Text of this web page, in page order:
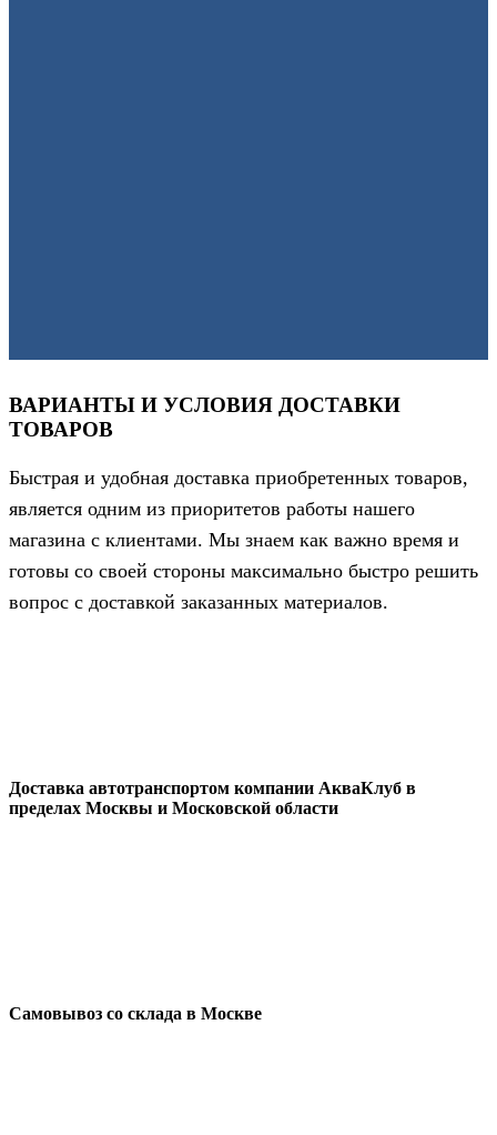
ВАРИАНТЫ И УСЛОВИЯ ДОСТАВКИ
ТОВАРОВ
Быстрая и удобная доставка приобретенных товаров,
является одним из приоритетов работы нашего
магазина с клиентами. Мы знаем как важно время и
готовы со своей стороны максимально быстро решить
вопрос с доставкой заказанных материалов.
Доставка автотранспортом компании АкваКлуб в
пределах Москвы и Московской области
Самовывоз со склада в Москве